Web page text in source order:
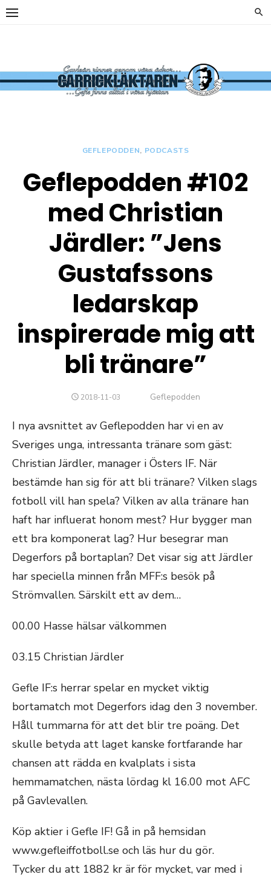
Hoppa
OFFICIELL
SUPPORTERKLUBB TILL
GEFLEPODDEN, PODCASTS
Geflepodden #102
med Christian
Järdler: ”Jens
Gustafssons
ledarskap
inspirerade mig att
bli tränare”
PUBLICERAT
2018-11-03 Författare
Geflepodden
I nya avsnittet av Geflepodden har vi en av
Sveriges unga, intressanta tränare som gäst:
Christian Järdler, manager i Östers IF. När
bestämde han sig för att bli tränare? Vilken slags
fotboll vill han spela? Vilken av alla tränare han
haft har influerat honom mest? Hur bygger man
ett bra komponerat lag? Hur besegrar man
Degerfors på bortaplan? Det visar sig att Järdler
har speciella minnen från MFF:s besök på
Strömvallen. Särskilt ett av dem…
00.00 Hasse hälsar välkommen
03.15 Christian Järdler
Gefle IF:s herrar spelar en mycket viktig
bortamatch mot Degerfors idag den 3 november.
Håll tummarna för att det blir tre poäng. Det
skulle betyda att laget kanske fortfarande har
chansen att rädda en kvalplats i sista
hemmamatchen, nästa lördag kl 16.00 mot AFC
på Gavlevallen.
Köp aktier i Gefle IF! Gå in på hemsidan
www.gefleiffotboll.se och läs hur du gör.
Tycker du att 1882 kr är för mycket, var med i